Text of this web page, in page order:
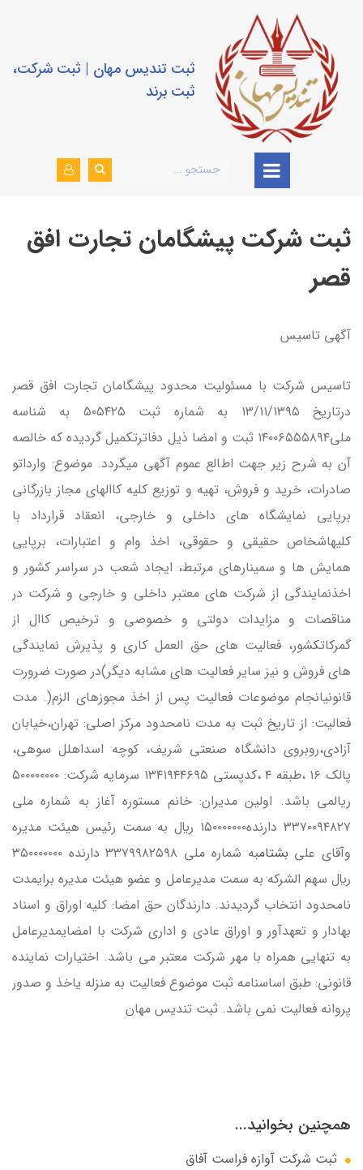
ثبت تندیس مهان | ثبت شرکت،
ثبت برند
ثبت شرکت پیشگامان تجارت افق
قصر
آگهي تاسيس
تاسيس شركت با مسئوليت محدود پيشگامان تجارت افق قصر
درتاريخ ۱۳/۱۱/۱۳۹۵ به شماره ثبت ۵۰۵۴۲۵ به شناسه
ملي۱۴۰۰۶۵۵۵۸۹۴ ثبت و امضا ذيل دفاترتكميل گرديده كه خالصه
آن به شرح زير جهت اطالع عموم آگهي ميگردد. موضوع: وارداتو
صادرات، خريد و فروش، تهيه و توزيع كليه كاالهاي مجاز بازرگاني
برپايي نمايشگاه هاي داخلي و خارجي، انعقاد قرارداد با
كليهاشخاص حقيقي و حقوقي، اخذ وام و اعتبارات، برپايي
همايش ها و سمينارهاي مرتبط، ايجاد شعب در سراسر كشور و
اخذنمايندگي از شركت هاي معتبر داخلي و خارجي و شركت در
مناقصات و مزايدات دولتي و خصوصي و ترخيص كاال از
گمركاتكشور، فعاليت هاي حق العمل كاري و پذيرش نمايندگي
هاي فروش و نيز ساير فعاليت هاي مشابه ديگر)در صورت ضرورت
قانونيانجام موضوعات فعاليت پس از اخذ مجوزهاي الزم(. مدت
فعاليت: از تاريخ ثبت به مدت نامحدود مركز اصلي: تهران،خيابان
آزادي،روبروي دانشگاه صنعتي شريف، كوچه اسداهلل سوهي،
پالک ۱۶ ،طبقه ۴ ،كدپستي ۱۳۴۱۹۴۴۶۹۵ سرمايه شركت: ۵۰۰۰۰۰۰۰۰
ريالمي باشد. اولين مديران: خانم مستوره آغاز به شماره ملي
۳۳۷۰۰۹۴۸۲۷ دارنده۱۵۰۰۰۰۰۰۰ ريال به سمت رئيس هيئت مديره
وآقاي علي بشتام
به شماره ملي ۳۳۷۹۹۸۲۵۹۸ دارنده ۳۵۰۰۰۰۰۰۰
ريال سهم الشركه به سمت مديرعامل و عضو هيئت مديره برايمدت
نامحدود انتخاب گرديدند. دارندگان حق امضا: كليه اوراق و اسناد
بهادار و تعهدآور و اوراق عادي و اداري شركت با امضايمديرعامل
به تنهايي همراه با مهر شركت معتبر مي باشد. اختيارات نماينده
قانوني: طبق اساسنامه ثبت موضوع فعاليت به منزله ياخذ و صدور
پروانه فعاليت نمي باشد. ثبت تندیس مهان
همچنین بخوانید...
ثبت شرکت آوازه فراست آفاق